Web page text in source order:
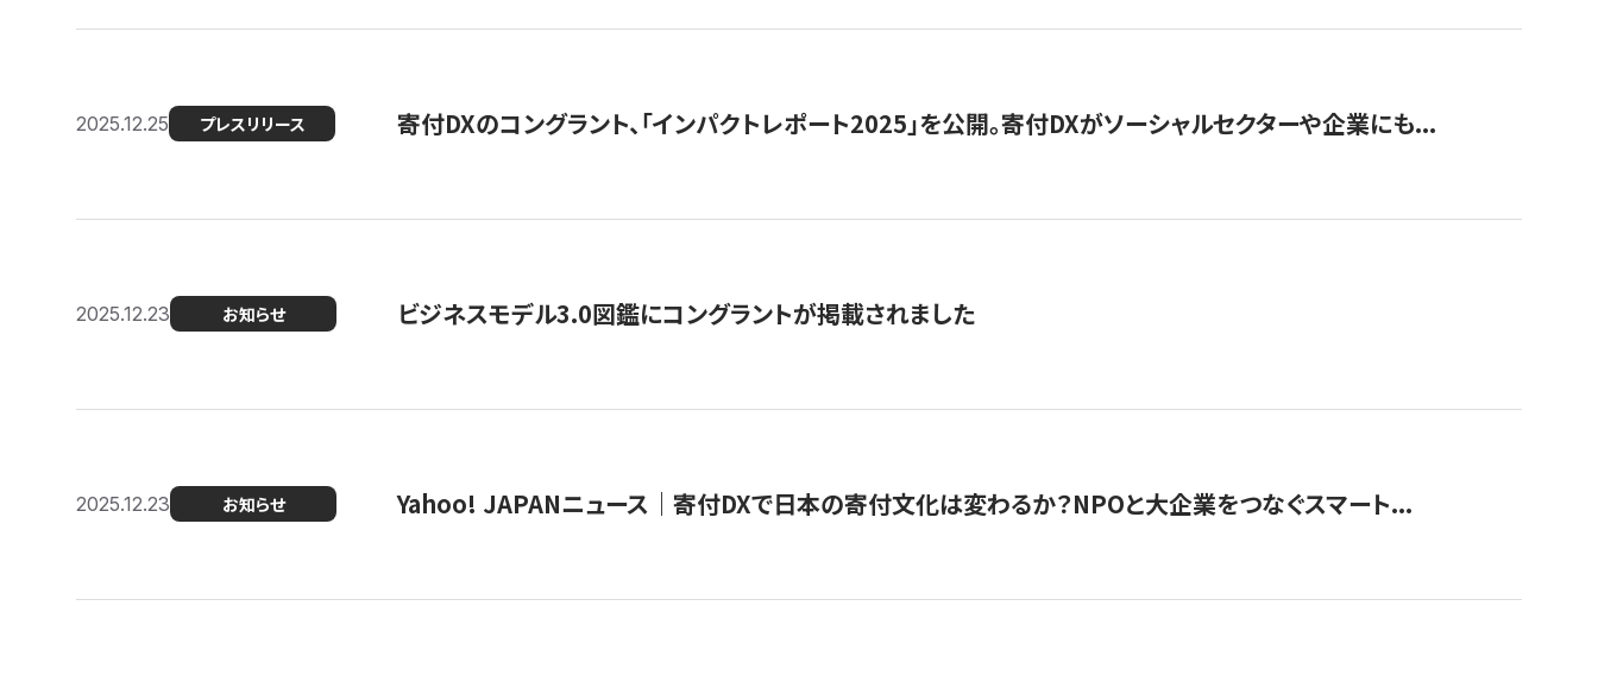
2025.12.25 プレスリリース 寄付DXのコングラント、「インパクトレポート2025」を公開。寄付DXがソーシャルセクターや企業にも...
2025.12.23 お知らせ ビジネスモデル3.0図鑑にコングラントが掲載されました
2025.12.23 お知らせ Yahoo! JAPANニュース｜寄付DXで日本の寄付文化は変わるか？NPOと大企業をつなぐスマート...